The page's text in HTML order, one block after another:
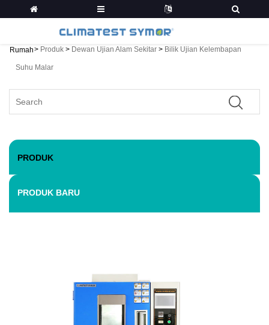
Rumah> Produk > Dewan Ujian Alam Sekitar > Bilik Ujian Kelembapan
Suhu Malar
PRODUK
PRODUK BARU